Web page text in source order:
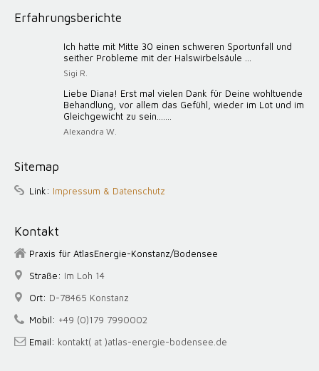
Erfahrungsberichte
Ich hatte mit Mitte 30 einen schweren Sportunfall und
seither Probleme mit der Halswirbelsäule ...
Sigi R.
Liebe Diana! Erst mal vielen Dank für Deine wohltuende
Behandlung, vor allem das Gefühl, wieder im Lot und im
Gleichgewicht zu sein.......
Alexandra W.
Sitemap
Link: Impressum & Datenschutz
Kontakt
Praxis für AtlasEnergie-Konstanz/Bodensee
Straße: Im Loh 14
Ort: D-78465 Konstanz
Mobil: +49 (0)179 7990002
Email: kontakt( at )atlas-energie-bodensee.de